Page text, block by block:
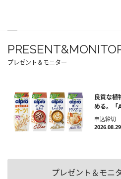
プレゼント＆モニター
良質な植
める。「
申込締切
プレゼント＆モニ